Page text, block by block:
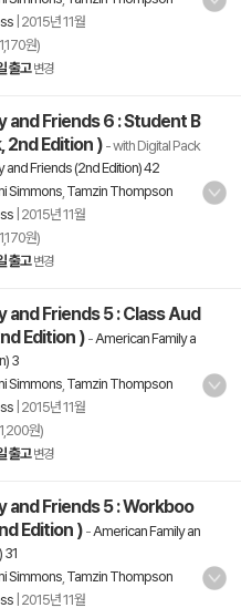
2015년 11월
원)
출고 변경
and Friends 6 : Student B
2nd Edition )- with Digital Pack
and Friends (2nd Edition) 42
Simmons Tamzin Thompson
2015년 11월
원)
출고 변경
and Friends 5 : Class Aud
Edition ) -American Family a
3
Simmons Tamzin Thompson
2015년 11월
원)
출고 변경
and Friends 5 : Workboo
Edition ) -American Family an
31
Simmons Tamzin Thompson
2015년 11월